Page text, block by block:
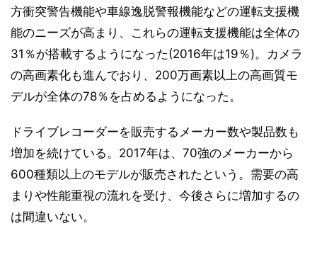
方衝突警告機能や車線逸脱警報機能などの運転支援機
能のニーズが高まり、これらの運転支援機能は全体の
31％が搭載するようになった(2016年は19％)。カメラ
の高画素化も進んでおり、200万画素以上の高画質モ
デルが全体の78％を占めるようになった。
ドライブレコーダーを販売するメーカー数や製品数も
増加を続けている。2017年は、70強のメーカーから
600種類以上のモデルが販売されたという。需要の高
まりや性能重視の流れを受け、今後さらに増加するの
は間違いない。